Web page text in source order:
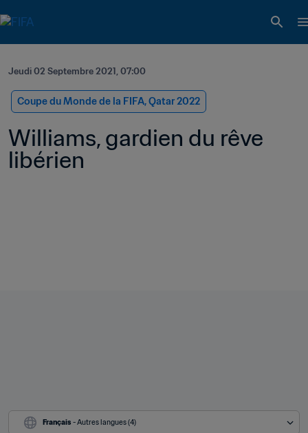
Jeudi 02 Septembre 2021, 07:00
Coupe du Monde de la FIFA, Qatar 2022
Williams, gardien du rêve
libérien
Français - Autres langues (4)